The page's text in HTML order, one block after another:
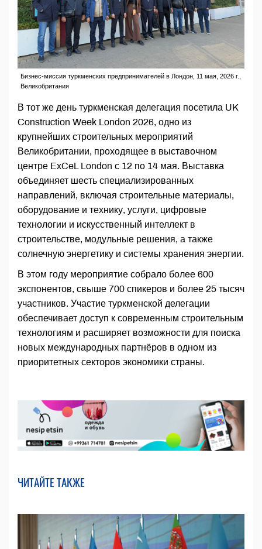
Бизнес-миссия туркменских предпринимателей в Лондон, 11 мая, 2026 г.,
Великобритания
В тот же день туркменская делегация посетила UK
Construction Week London 2026, одно из
крупнейших строительных мероприятий
Великобритании, проходящее в выставочном
центре ExCeL London с 12 по 14 мая. Выставка
объединяет шесть специализированных
направлений, включая строительные материалы,
оборудование и технику, услуги, цифровые
технологии и искусственный интеллект в
строительстве, модульные решения, а также
солнечную энергетику и системы хранения энергии.
В этом году мероприятие собрало более 600
экспонентов, свыше 700 спикеров и более 25 тысяч
участников. Участие туркменской делегации
обеспечивает доступ к современным строительным
технологиям и расширяет возможности для поиска
новых международных партнёров в одном из
приоритетных секторов экономики страны.
ЧИТАЙТЕ ТАКЖЕ